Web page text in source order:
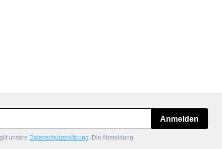
Anmelden
unsere Datenschutzerklärung. Die Abmeldung